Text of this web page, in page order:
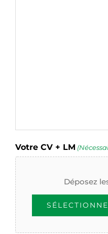
Votre CV + LM
Déposez